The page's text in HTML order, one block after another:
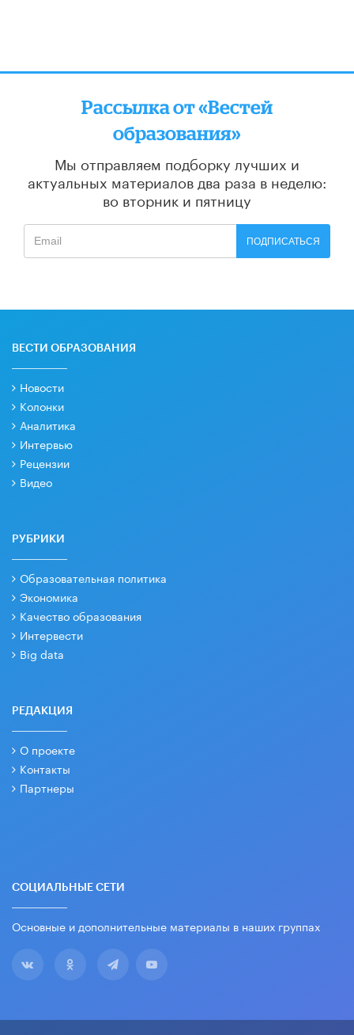
Рассылка от «Вестей
образования»
Мы отправляем подборку лучших и
актуальных материалов два раза в неделю:
во вторник и пятницу
ПОДПИСАТЬСЯ
ВЕСТИ ОБРАЗОВАНИЯ
Новости
Колонки
Аналитика
Интервью
Рецензии
Видео
РУБРИКИ
Образовательная политика
Экономика
Качество образования
Интервести
Big data
РЕДАКЦИЯ
О проекте
Контакты
Партнеры
СОЦИАЛЬНЫЕ СЕТИ
Основные и дополнительные материалы в наших группах